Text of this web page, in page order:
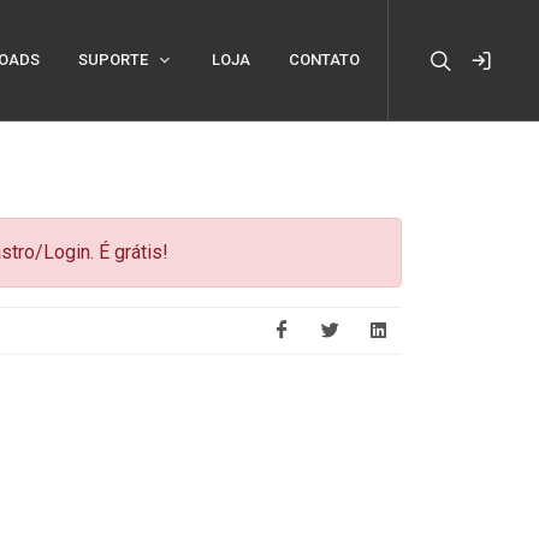
SUPORTE LOJA CONTATO
Login. É grátis!